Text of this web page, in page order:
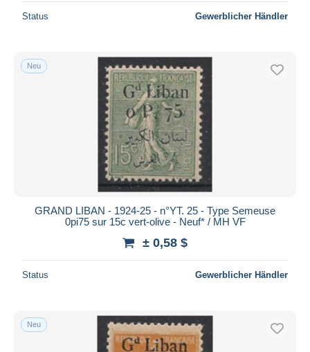
Kostenloser Versand
Zahlungsmethoden
PayPal
Banküberweisung
Mastercard
Bancontact
Maestro
Gesamte Auswahl aufheben
Wohnsitz des Verkäufers
Status Gewerblicher Händler
Neu
GRAND LIBAN - 1924-25 - n°YT. 25 - Type Semeuse
0pi75 sur 15c vert-olive - Neuf* / MH VF
± 0,58 $
Status Gewerblicher Händler
Neu